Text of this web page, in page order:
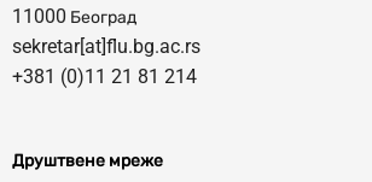
11000 Београд
sekretar[at]flu.bg.ac.rs
+381 (0)11 21 81 214
Друштвене мреже